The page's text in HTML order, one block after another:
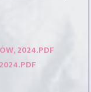
2024.PDF